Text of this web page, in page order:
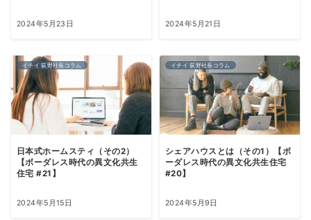
2024年5月23日 2024年5月21日
イチイ 荻野社長コラム
日本式ホームスティ（その2）
【ボーダレス時代の異文化共生
住宅 #21】
2024年5月15日
イチイ 荻野社長コラム
シェアハウスとは（その1）【ボ
ーダレス時代の異文化共生住宅
#20】
2024年5月9日